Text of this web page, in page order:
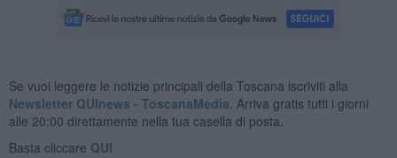
Se vuoi leggere le notizie principali della Toscana iscriviti alla
Newsletter QUInews - ToscanaMedia. Arriva gratis tutti i giorni
alle 20:00 direttamente nella tua casella di posta.
Basta cliccare QUI